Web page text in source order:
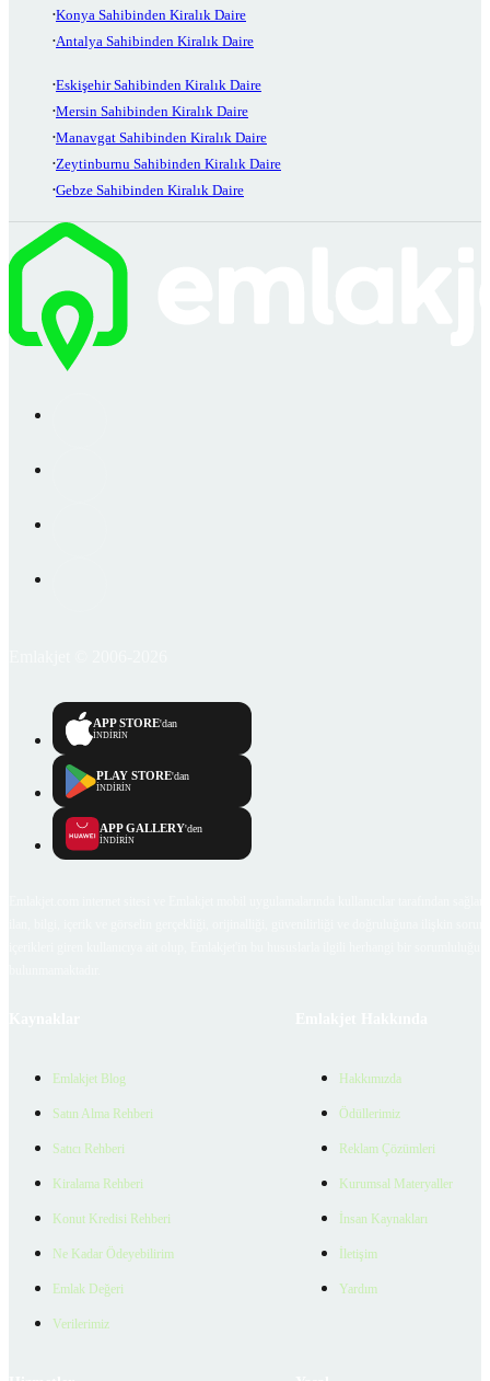
Konya Sahibinden Kiralık Daire
Antalya Sahibinden Kiralık Daire
Eskişehir Sahibinden Kiralık Daire
Mersin Sahibinden Kiralık Daire
Manavgat Sahibinden Kiralık Daire
Zeytinburnu Sahibinden Kiralık Daire
Gebze Sahibinden Kiralık Daire
APP STORE'dan
İNDİRİN
PLAY STORE'dan
İNDİRİN
APP GALLERY'den
İNDİRİN
Emlakjet Blog
Satın Alma Rehberi
Satıcı Rehberi
Kiralama Rehberi
Konut Kredisi Rehberi
Ne Kadar Ödeyebilirim
Emlak Değeri
Verilerimiz
Hakkımızda
Ödüllerimiz
Reklam Çözümleri
Kurumsal Materyaller
İnsan Kaynakları
İletişim
Yardım